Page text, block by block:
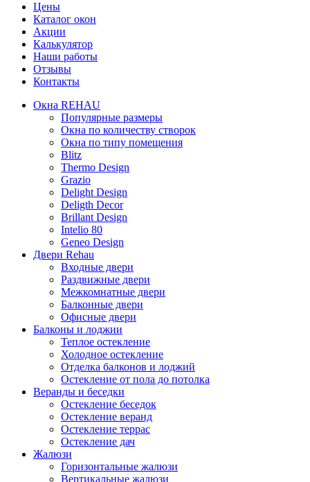
Цены
Каталог окон
Акции
Калькулятор
Наши работы
Отзывы
Контакты
Окна REHAU
Популярные размеры
Окна по количеству створок
Окна по типу помещения
Blitz
Thermo Design
Grazio
Delight Design
Deligth Decor
Brillant Design
Intelio 80
Geneo Design
Двери Rehau
Входные двери
Раздвижные двери
Межкомнатные двери
Балконные двери
Офисные двери
Балконы и лоджии
Теплое остекление
Холодное остекление
Отделка балконов и лоджий
Остекление от пола до потолка
Веранды и беседки
Остекление беседок
Остекление веранд
Остекление террас
Остекление дач
Жалюзи
Горизонтальные жалюзи
Вертикальные жалюзи